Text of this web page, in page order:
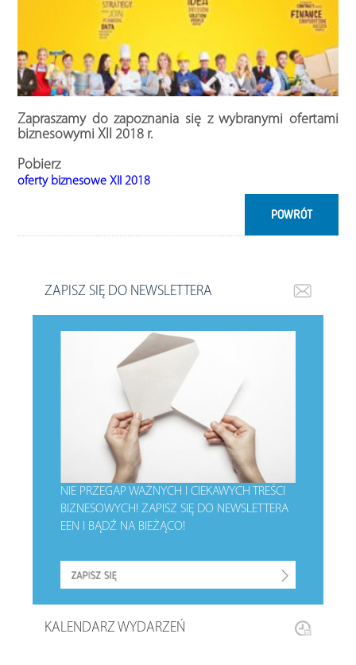
Zapraszamy do zapoznania się z wybranymi ofertami
biznesowymi XII 2018 r.
Pobierz
oferty biznesowe XII 2018
POWRÓT
ZAPISZ SIĘ DO NEWSLETTERA
NIE PRZEGAP WAŻNYCH I CIEKAWYCH TREŚCI
BIZNESOWYCH!ZAPISZ SIĘ DO NEWSLETTERA
EEN I BĄDŹ NA BIEŻĄCO!
KALENDARZ WYDARZEŃ